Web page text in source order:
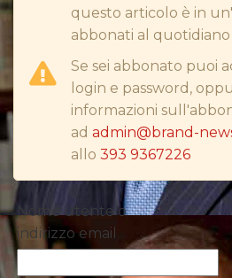
EDITORIA
ESTERNA
RADIO / AUDIO
questo articolo è in
abbonati al quotidiano
Se sei abbonato puoi
login e password,
informazioni
ad admin@brand-
allo 393 9367226
Nome utente o
indirizzo email